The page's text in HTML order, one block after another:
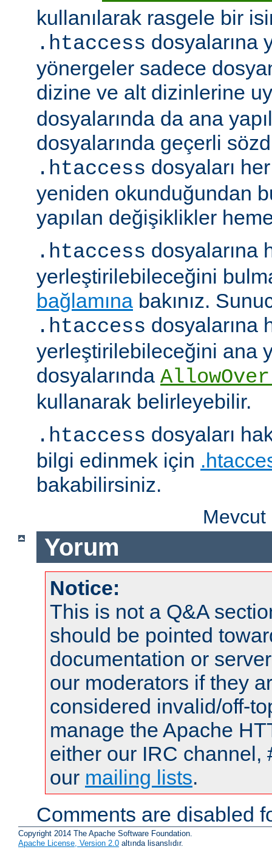
kullanılarak rasgele bir
.htaccess dosyalarına
yönergeler sadece
dizine ve alt dizinlerine
dosyalarında da ana
dosyalarında geçerli
.htaccess dosyaları
yeniden okunduğundan
yapılan değişiklikler
.htaccess dosyalarına
yerleştirilebileceğini
bağlamına bakınız.
.htaccess dosyalarına
yerleştirilebileceğini ana
dosyalarında
kullanarak belirleyebilir.
.htaccess dosyaları
bilgi edinmek için
bakabilirsiniz.
Yorum
Notice:
This is not a Q&A
should be pointed
documentation or
our moderators if they
considered invalid/off-
manage the Apache
either our IRC channel,
our mailing lists.
Comments are disabled
Copyright 2014 The Apache Software Foundation.
Apache License, Version 2.0 altında lisanslıdır.